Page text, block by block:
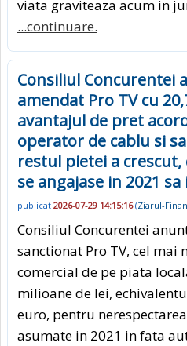
viata graviteaza acum in
...continuare.
Consiliul Concurentei
amendat Pro TV cu
avantajul de pret
operator de cablu si
restul pietei a crescut,
se angajase in 2021
publicat 2026-07-29 14:15:16(Ziarul-
Consiliul Concurentei
sanctionat Pro TV, cel mai
comercial de pe piata
milioane de lei,
euro, pentru
asumate in 2021 in fata